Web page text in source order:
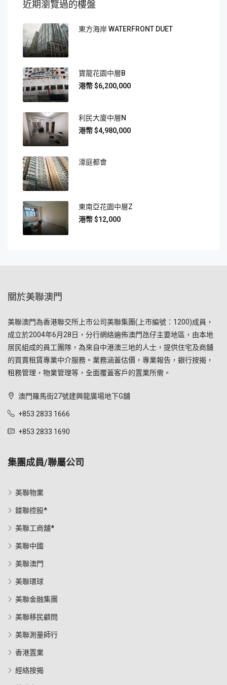
近期瀏覽過的樓盤
東方海岸 WATERFRONT DUET
寶龍花園中層B
$6,200,000
利民大廈中層N
$4,980,000
濠庭都會
東南亞花園中層Z
$12,000
關於美聯澳門
美聯澳門為香港聯交所上市公司美聯集團(上市編號：1200)成員，
成立於2004年6月28日，分行網絡遍佈澳門氹仔主要地區，由本地
居民組成的員工團隊，為來自中港澳三地的人士，提供住宅及商舖
的買賣租賃專業中介服務。業務涵蓋估價，專業報告，銀行按揭，
租務管理，物業管理等，全面覆蓋客戶的置業所需。
澳門羅馬街27號建興龍廣場地下G舖
+853 2833 1666
+853 2833 1690
集團成員/聯屬公司
美聯物業
鋑聯控股*
美聯工商舖*
美聯中國
美聯澳門
美聯環球
美聯金融集團
美聯移民顧問
美聯測量師行
香港置業
經絡按揭